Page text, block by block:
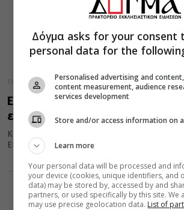
13 Δεκεμβρίου 2019
Επιτρέπεται να νηστεύουν
ετών πριν κοινωνήσουν
Κατ’ αρχήν πρέπει να τονίσουμε ότι είναι
Εκκλησίας η συμμετοχή και των παιδιών στη
Δόγμα asks for your consent
personal data for the
Personalised advertising and
content measurement, audience
services development
Store and/or access information on
Learn more
Your personal data will be processed and
your device (cookies, unique identifiers, and
data) may be stored by, accessed by and
partners, or used specifically by this site. We
may use precise geolocation data. List of